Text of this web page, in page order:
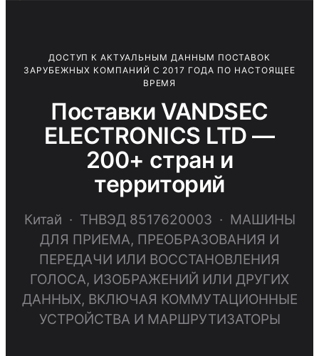
ДОСТУП К АКТУАЛЬНЫМ ДАННЫМ ПОСТАВОК
ЗАРУБЕЖНЫХ КОМПАНИЙ С 2017 ГОДА ПО НАСТОЯЩЕЕ
ВРЕМЯ
Поставки VANDSEC
ELECTRONICS LTD —
200+ стран и
территорий
Китай · ТНВЭД 8517620003 · МАШИНЫ
ДЛЯ ПРИЕМА, ПРЕОБРАЗОВАНИЯ И
ПЕРЕДАЧИ ИЛИ ВОССТАНОВЛЕНИЯ
ГОЛОСА, ИЗОБРАЖЕНИЙ ИЛИ ДРУГИХ
ДАННЫХ, ВКЛЮЧАЯ КОММУТАЦИОННЫЕ
УСТРОЙСТВА И МАРШРУТИЗАТОРЫ